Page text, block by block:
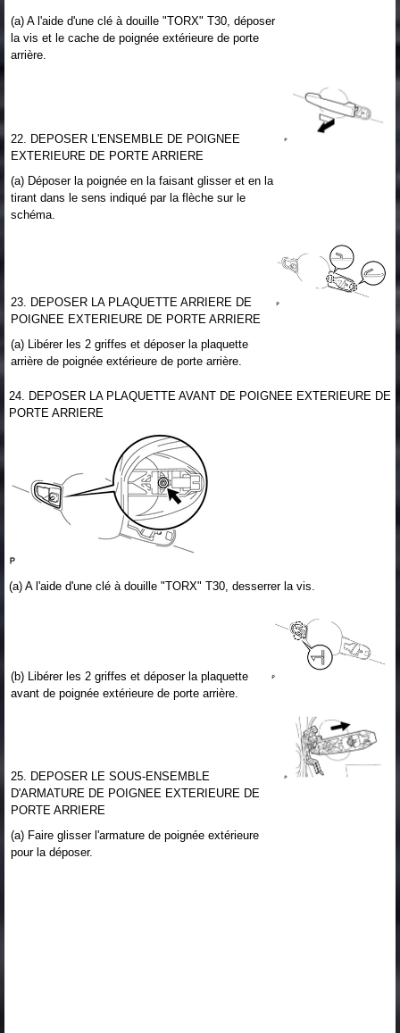
(a) A l'aide d'une clé à douille "TORX" T30, déposer
la vis et le cache de poignée extérieure de porte
arrière.
22. DEPOSER L'ENSEMBLE DE POIGNEE
EXTERIEURE DE PORTE ARRIERE
(a) Déposer la poignée en la faisant glisser et en la
tirant dans le sens indiqué par la flèche sur le
schéma.
23. DEPOSER LA PLAQUETTE ARRIERE DE
POIGNEE EXTERIEURE DE PORTE ARRIERE
(a) Libérer les 2 griffes et déposer la plaquette
arrière de poignée extérieure de porte arrière.
24. DEPOSER LA PLAQUETTE AVANT DE POIGNEE EXTERIEURE DE
PORTE ARRIERE
(a) A l'aide d'une clé à douille "TORX" T30, desserrer la vis.
(b) Libérer les 2 griffes et déposer la plaquette
avant de poignée extérieure de porte arrière.
25. DEPOSER LE SOUS-ENSEMBLE
D'ARMATURE DE POIGNEE EXTERIEURE DE
PORTE ARRIERE
(a) Faire glisser l'armature de poignée extérieure
pour la déposer.